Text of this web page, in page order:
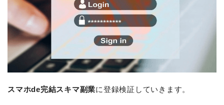
スマホde完結スキマ副業に登録検証していきます。